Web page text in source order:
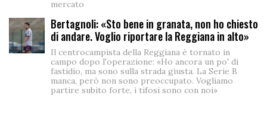
mercato
Bertagnoli: «Sto bene in granata, non ho chiesto
di andare. Voglio riportare la Reggiana in alto»
Il centrocampista della Reggiana è tornato in
campo dopo l'operazione: «Ho ancora un po' di
fastidio, ma sono sulla strada giusta. La Serie B
manca, però non sono preoccupato. Vogliamo
partire subito forte, i tifosi sono con noi»